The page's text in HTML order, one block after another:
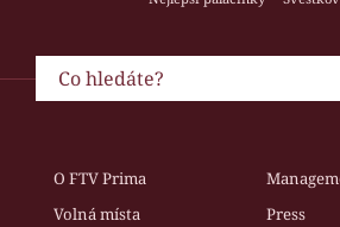
O FTV Prima
Volná místa
Press